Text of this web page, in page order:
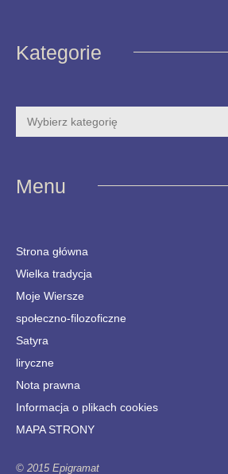
Kategorie
Menu
Strona główna
Wielka tradycja
Moje Wiersze
społeczno-filozoficzne
Satyra
liryczne
Nota prawna
Informacja o plikach cookies
MAPA STRONY
© 2015 Epigramat